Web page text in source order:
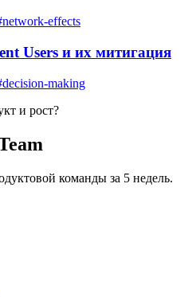
network-effects
Users и их митигация
decision-making
и рост?
команды за 5 недель.